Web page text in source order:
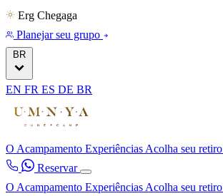
Erg Chegaga
Planejar seu grupo
BR
EN FR ES DE BR
O Acampamento Experiências Acolha seu retiro
Reservar
O Acampamento Experiências Acolha seu retiro